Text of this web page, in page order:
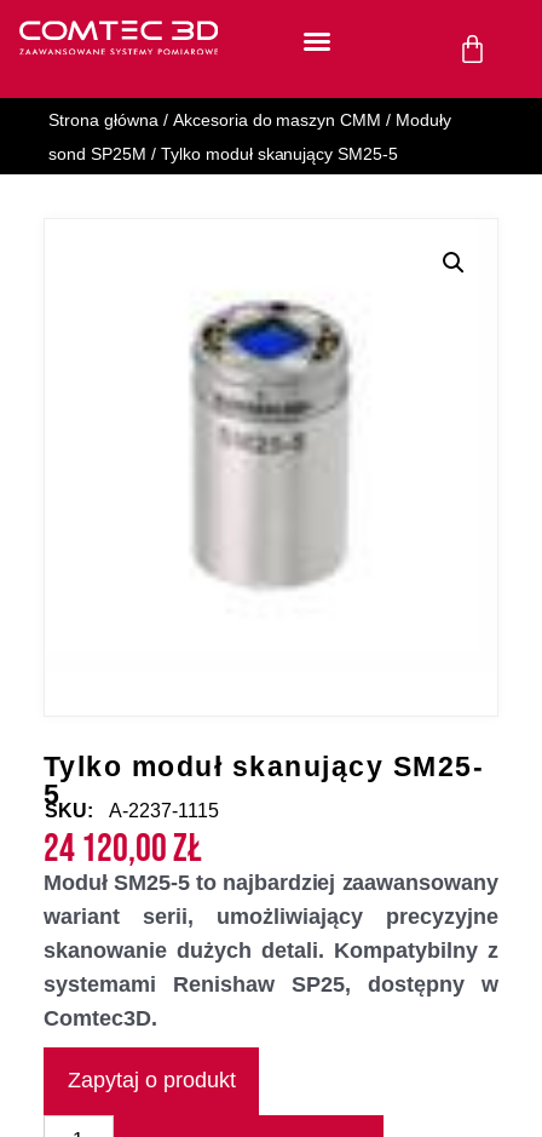
Strona główna/ Akcesoria do maszyn CMM / Moduły
sond SP25M / Tylko moduł skanujący SM25-5
Tylko moduł skanujący SM25-
5
SKU: A-2237-1115
24 120,00zł
Moduł SM25-5 to najbardziej zaawansowany
wariant serii, umożliwiający precyzyjne
skanowanie dużych detali. Kompatybilny z
systemami Renishaw SP25, dostępny w
Comtec3D.
Zapytaj o produkt